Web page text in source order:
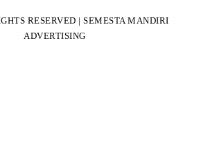
RESERVED | SEMESTA MANDIRI
ADVERTISING